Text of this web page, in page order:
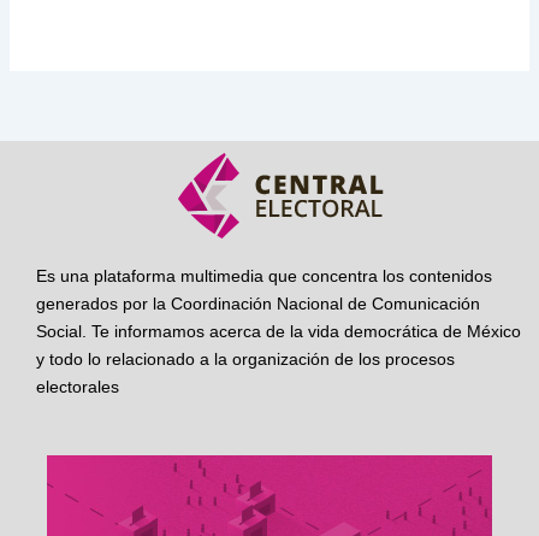
Es una plataforma multimedia que concentra los contenidos
generados por la Coordinación Nacional de Comunicación
Social. Te informamos acerca de la vida democrática de México
y todo lo relacionado a la organización de los procesos
electorales